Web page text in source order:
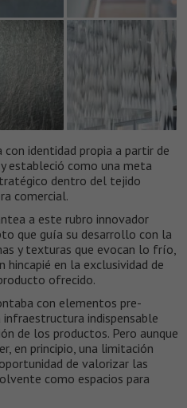
con identidad propia a partir de
estableció como una meta
dentro del tejido
comercial.
a este rubro innovador
que guía su desarrollo con la
y texturas que evocan lo frío,
hincapié en la exclusividad de
ofrecido.
con elementos pre-
indispensable
de los productos. Pero aunque
en principio, una limitación
de valorizar las
como espacios para